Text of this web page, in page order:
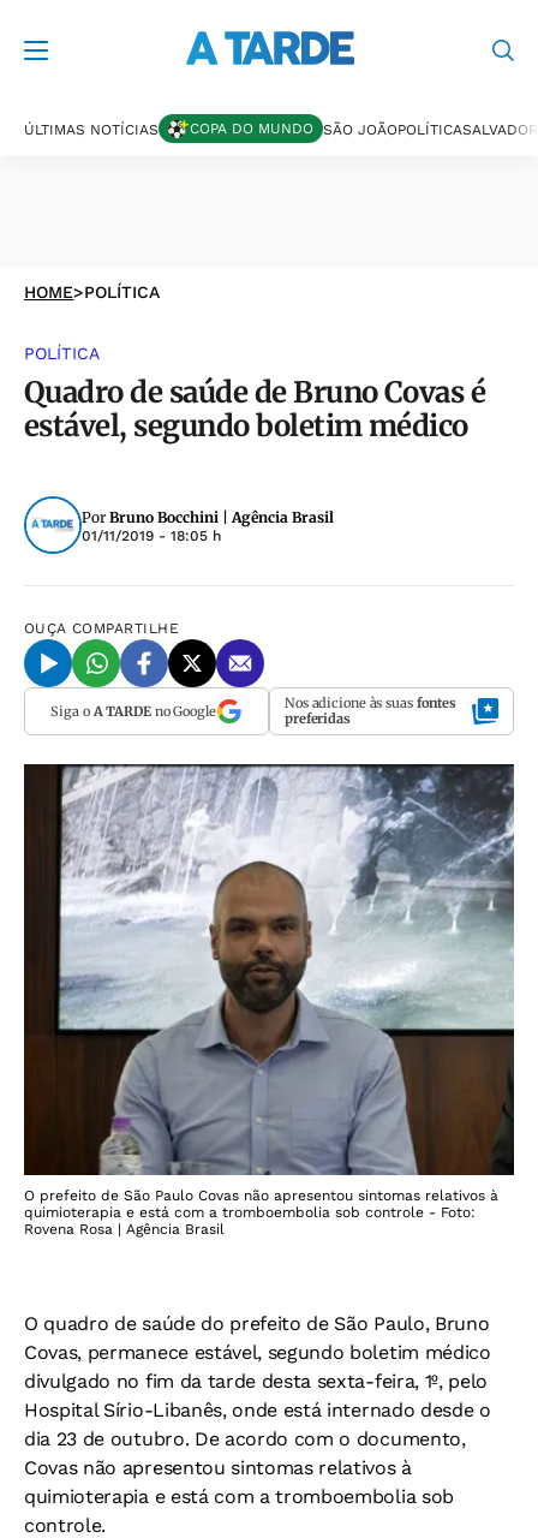
ÚLTIMAS NOTÍCIAS COPA DO MUNDO SÃO JOÃOPOLÍTICASALVADOR
HOME>POLÍTICA
POLÍTICA
Quadro de saúde de Bruno Covas é
estável, segundo boletim médico
Por Bruno Bocchini | Agência Brasil
01/11/2019 - 18:05 h
OUÇA COMPARTILHE
Siga o A TARDEno Google Nos adicione às suas fontes
preferidas
O prefeito de São Paulo Covas não apresentou sintomas relativos à
quimioterapia e está com a tromboembolia sob controle - Foto:
Rovena Rosa | Agência Brasil
O quadro de saúde do prefeito de São Paulo, Bruno
Covas, permanece estável, segundo boletim médico
divulgado no fim da tarde desta sexta-feira, 1º, pelo
Hospital Sírio-Libanês, onde está internado desde o
dia 23 de outubro. De acordo com o documento,
Covas não apresentou sintomas relativos à
quimioterapia e está com a tromboembolia sob
controle.